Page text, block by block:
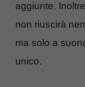
aggiunte.
non riuscirà
ma solo a
unico.